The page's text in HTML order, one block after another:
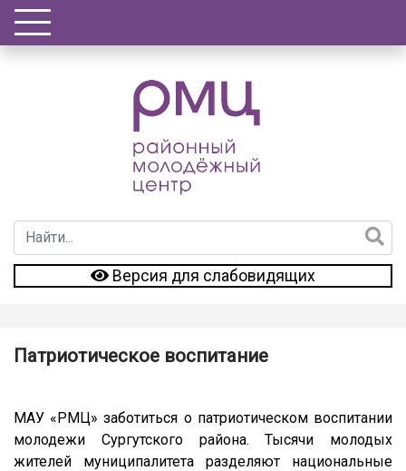
Версия для слабовидящих
Патриотическое воспитание
МАУ «РМЦ» заботиться о патриотическом воспитании
молодежи Сургутского района. Тысячи молодых
жителей муниципалитета разделяют национальные